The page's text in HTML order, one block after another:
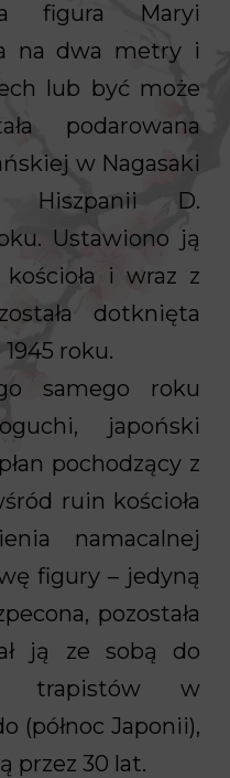
figura Maryi
na dwa metry i
lub być może
podarowana
w Nagasaki
Hiszpanii D.
Ustawiono ją
i wraz z
dotknięta
roku.
samego roku
japoński
pochodzący z
ruin kościoła
namacalnej
figury – jedyną
pozostała
ją ze sobą do
trapistów w
(północ Japonii),
przez 30 lat.